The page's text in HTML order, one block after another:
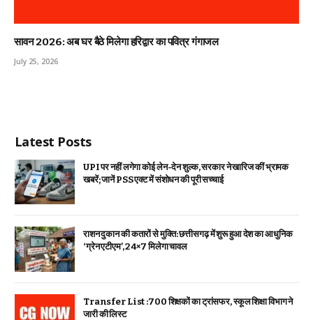
सावन 2026: अब घर बैठे मिलेगा हरिद्वार का पवित्र गंगाजल
July 25, 2026
Latest Posts
UPI पर नहीं लगेगा कोई लेन-देन शुल्क, सरकार ने खारिज कीं भ्रामक
खबरें; जानें PSS एक्ट में संशोधन की पूरी सच्चाई
राशन दुकान की कतारों से मुक्ति: छत्तीसगढ़ में शुरू हुआ देश का आधुनिक
‘ग्रेन एटीएम’, 24×7 मिलेगा चावल
Transfer List :700 शिक्षकों का ट्रांसफर, स्कूल शिक्षा विभाग ने
जारी की लिस्ट